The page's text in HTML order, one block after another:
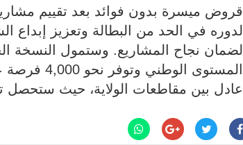
قروض ميسرة بدون فوائد بعد تقييم
لدوره في الحد من البطالة وتعزيز إبداع
المستوى
عادل بين مقاطعات الولاية، حيث ستحصل تجكجة